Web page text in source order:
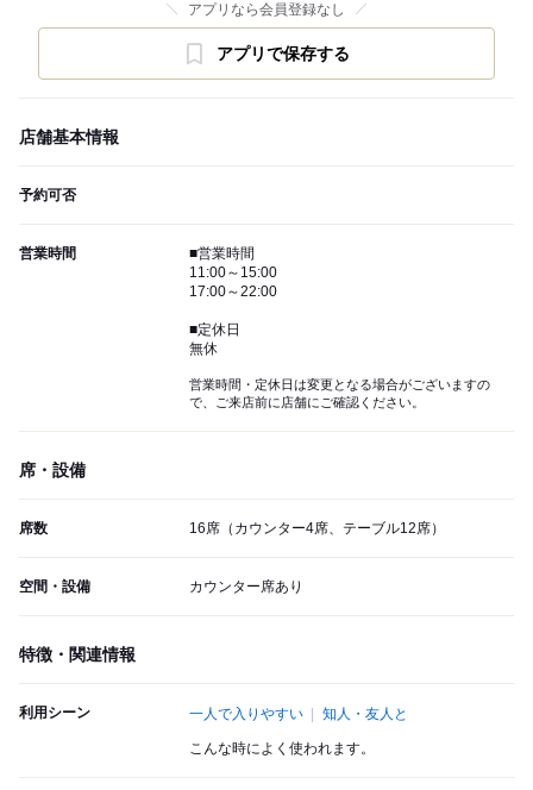
アプリなら会員登録なし
アプリで保存する
店舗基本情報
予約可否
営業時間
■営業時間
11:00～15:00
17:00～22:00
■定休日
無休
営業時間・定休日は変更となる場合がございますの
で、ご来店前に店舗にご確認ください。
席・設備
席数 16席（カウンター4席、テーブル12席）
空間・設備 カウンター席あり
特徴・関連情報
利用シーン 一人で入りやすい 知人・友人と
こんな時によく使われます。